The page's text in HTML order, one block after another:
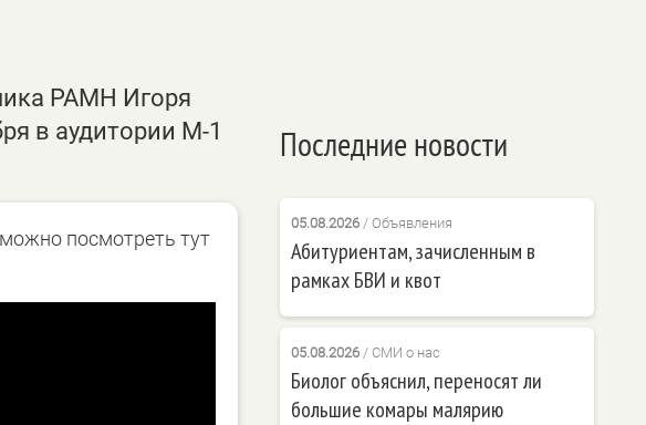
РАМН Игоря
в аудитории М-1
посмотреть тут
Последние новости
05.08.2026/ Объявления
Абитуриентам, зачисленным в
рамках БВИ и квот
05.08.2026/ СМИ о нас
Биолог объяснил, переносят ли
большие комары малярию